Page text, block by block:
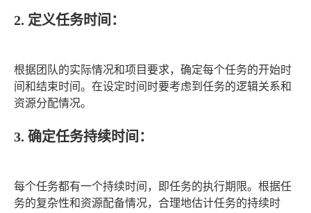
2. 定义任务时间：
根据团队的实际情况和项目要求，确定每个任务的开始时
间和结束时间。在设定时间时要考虑到任务的逻辑关系和
资源分配情况。
3. 确定任务持续时间：
每个任务都有一个持续时间，即任务的执行期限。根据任
务的复杂性和资源配备情况，合理地估计任务的持续时